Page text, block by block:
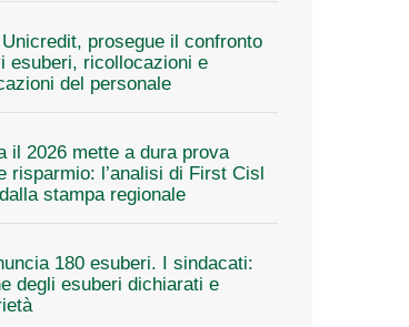
prosegue il confronto
esuberi, ricollocazioni e
del personale
il 2026 mette a dura prova
risparmio: l’analisi di First Cisl
stampa regionale
180 esuberi. I sindacati:
degli esuberi dichiarati e